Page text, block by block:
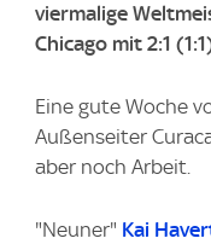
viermalige
Chicago mit 2:1
Eine gute Woche
Außenseiter
aber noch Arbeit.
"Neuner" Kai